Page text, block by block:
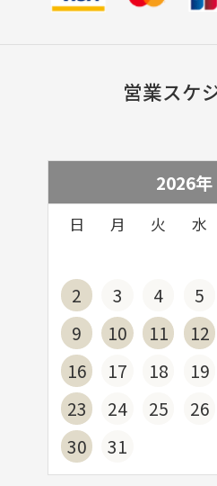
営業スケ
2026年
日 月 火 水
2
3 4 5
9
10 11 12
16
17 18 19
23
24 25 26
30
31